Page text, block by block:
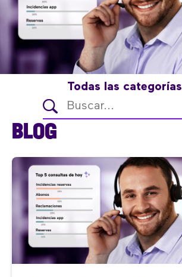
Todas las categorías
BLOG